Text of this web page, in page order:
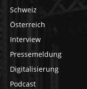
Schweiz
Österreich
Interview
Pressemeldung
Digitalisierung
Podcast